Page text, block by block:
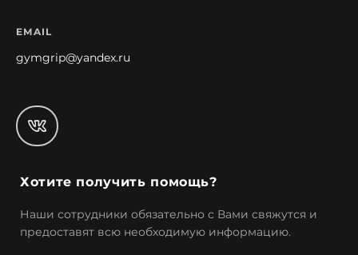
EMAIL
gymgrip@yandex.ru
Хотите получить помощь?
Наши сотрудники обязательно с Вами свяжутся и
предоставят всю необходимую информацию.